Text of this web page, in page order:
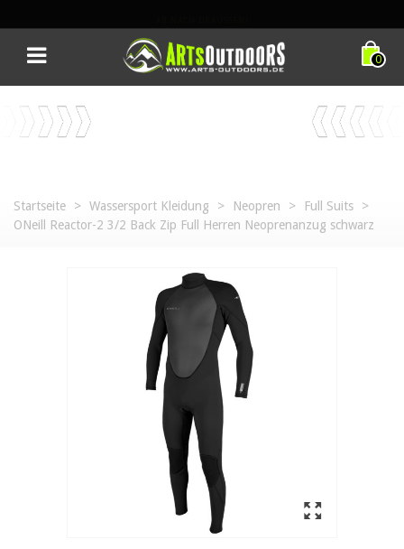
0
Startseite > Wassersport Kleidung > Neopren > Full Suits
>
ONeill Reactor-2 3/2 Back Zip Full Herren Neoprenanzug schwarz